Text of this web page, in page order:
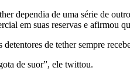
dependia de uma série de
em suas reservas e afirmou
de tether sempre
de suor”, ele twittou.